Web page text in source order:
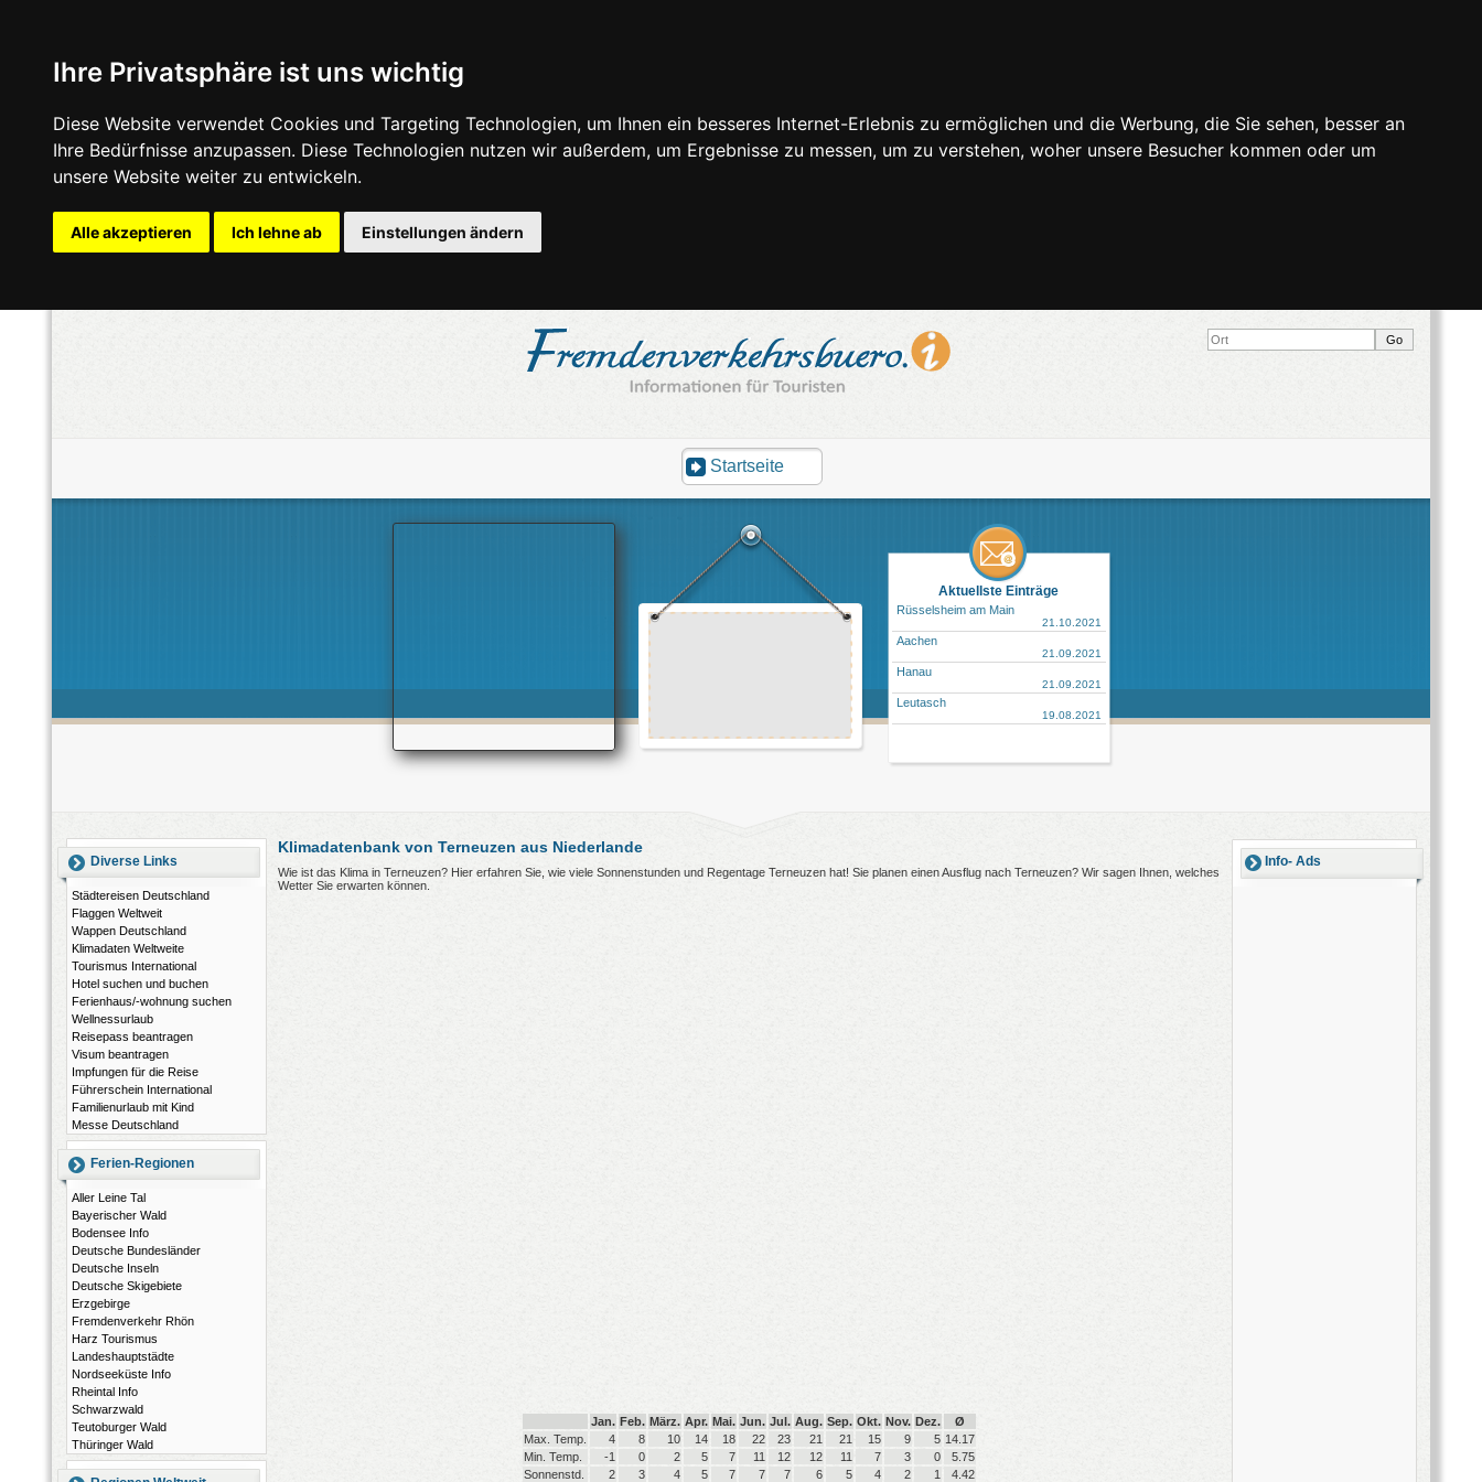
Ihre Privatsphäre ist uns wichtig
Diese Website verwendet Cookies und Targeting Technologien, um Ihnen ein besseres Internet-Erlebnis zu ermöglichen und die Werbung, die Sie sehen, besser an
Ihre Bedürfnisse anzupassen. Diese Technologien nutzen wir außerdem, um Ergebnisse zu messen, um zu verstehen, woher unsere Besucher kommen oder um
unsere Website weiter zu entwickeln.
Alle akzeptieren Ich lehne ab Einstellungen ändern
Startseite
Aktuellste Einträge
Rüsselsheim am Main
21.10.2021
Aachen
21.09.2021
Hanau
21.09.2021
Leutasch
19.08.2021
Diverse Links
Städtereisen Deutschland
Flaggen Weltweit
Wappen Deutschland
Klimadaten Weltweite
Tourismus International
Hotel suchen und buchen
Ferienhaus/-wohnung suchen
Wellnessurlaub
Reisepass beantragen
Visum beantragen
Impfungen für die Reise
Führerschein International
Familienurlaub mit Kind
Messe Deutschland
Ferien-Regionen
Aller Leine Tal
Bayerischer Wald
Bodensee Info
Deutsche Bundesländer
Deutsche Inseln
Deutsche Skigebiete
Erzgebirge
Fremdenverkehr Rhön
Harz Tourismus
Landeshauptstädte
Nordseeküste Info
Rheintal Info
Schwarzwald
Teutoburger Wald
Thüringer Wald
Info- Ads
Klimadatenbank von Terneuzen aus Niederlande
Wie ist das Klima in Terneuzen? Hier erfahren Sie, wie viele Sonnenstunden und Regentage Terneuzen hat! Sie planen einen Ausflug nach Terneuzen? Wir sagen Ihnen, welches
Wetter Sie erwarten können.
Jan. Feb. März. Apr. Mai. Jun. Jul. Aug. Sep. Okt. Nov. Dez.
Ø
Max. Temp.
4 8 10 14 18 22 23 21 21 15 9 5 14.17
Min. Temp.
-1 0 2 5 7 11 12 12 11 7 3 0
5.75
Sonnenstd.
2 3 4 5 7 7 7 6 5 4 2 1 4.42